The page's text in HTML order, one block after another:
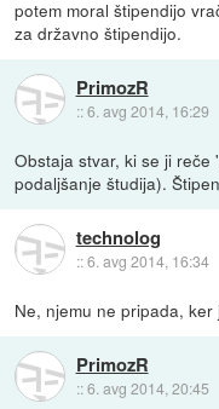
potem moral štipendijo
za državno štipendijo.
PrimozR
::6. avg 2014, 16:29
Obstaja stvar, ki se ji
podaljšanje študija).
technolog
::6. avg 2014, 16:34
Ne, njemu ne pripada,
PrimozR
::6. avg 2014, 20:45